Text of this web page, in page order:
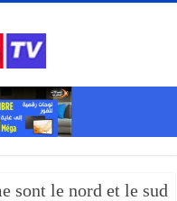
sont le nord et le